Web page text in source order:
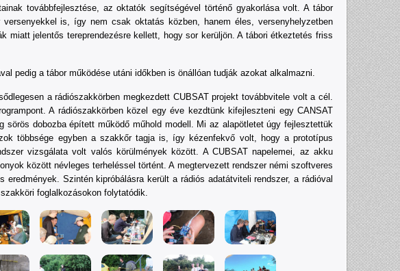
továbbfejlesztése, az oktatók segítségével történő gyakorlása volt. A tábor
is, így nem csak oktatás közben, hanem éles, versenyhelyzetben
miatt jelentős tereprendezésre kellett, hogy sor kerüljön. A tábori étkeztetés friss
pedig a tábor működése utáni időkben is önállóan tudják azokat alkalmazni.
a rádiószakkörben megkezdett CUBSAT projekt továbbvitele volt a cél.
A rádiószakkörben közel egy éve kezdtünk kifejleszteni egy CANSAT
sörös dobozba épített működő műhold modell. Mi az alapötletet úgy fejlesztettük
többsége egyben a szakkőr tagja is, így kézenfekvő volt, hogy a prototípus
vizsgálata volt valós körülmények között. A CUBSAT napelemei, az akku
között névleges terheléssel történt. A megtervezett rendszer némi szoftveres
Szintén kipróbálásra került a rádiós adatátviteli rendszer, a rádióval
foglalkozásokon folytatódik.